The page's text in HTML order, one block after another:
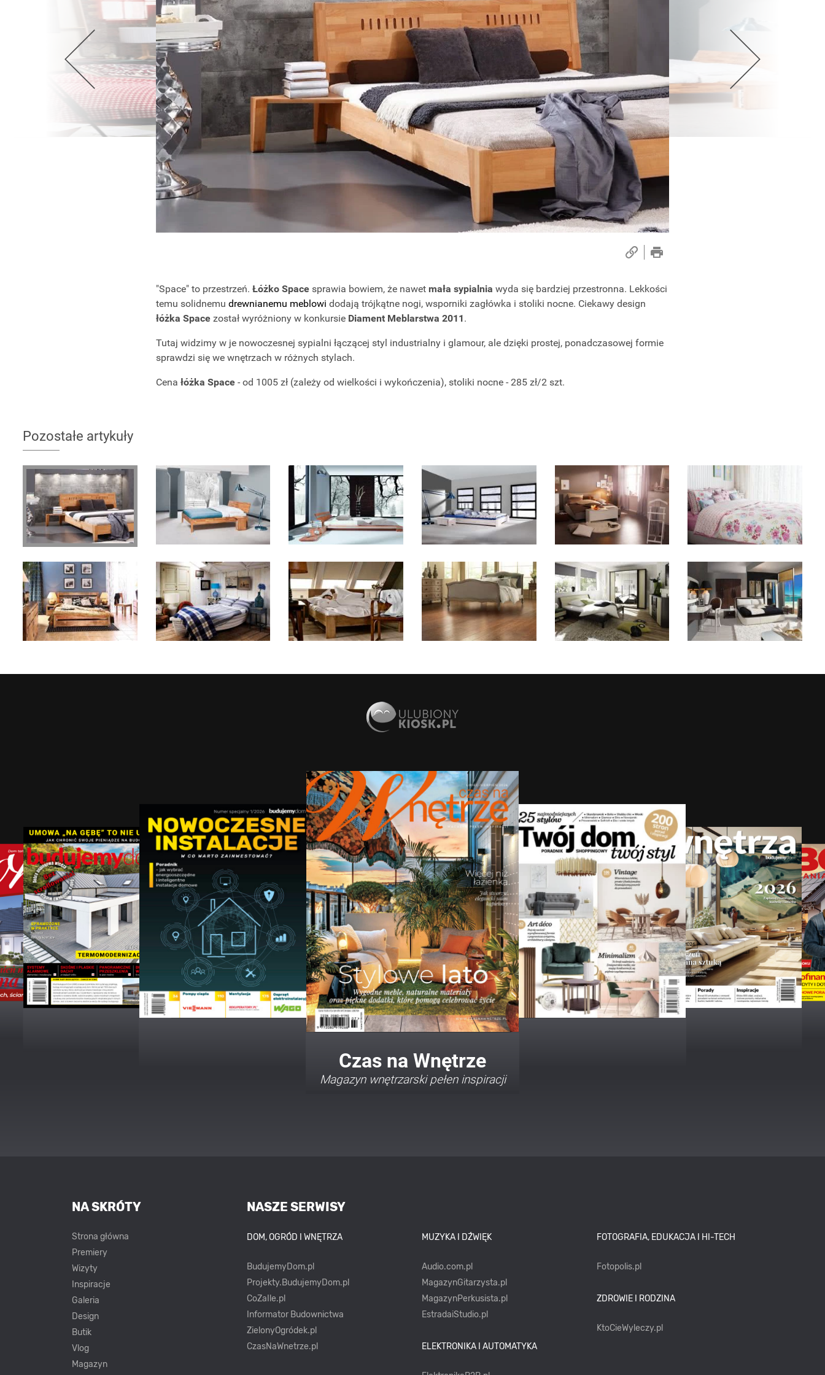
Wellnes
DIY
"Space" to przestrzeń. Łóżko Spacesprawia bowiem, że nawet mała sypialnia wyda się bardziej przestronna. Lekkości
temu solidnemu drewnianemu meblowi dodają trójkątne nogi, wsporniki zagłówka i stoliki nocne. Ciekawy design
łóżka Spacezostał wyróżniony w konkursie Diament Meblarstwa 2011.
Tutaj widzimy w je nowoczesnej sypialni łączącej styl industrialny i glamour, ale dzięki prostej, ponadczasowej formie
sprawdzi się we wnętrzach w różnych stylach.
Cena łóżka Space- od 1005 zł (zależy od wielkości i wykończenia), stoliki nocne - 285 zł/2 szt.
Pozostałe artykuły
Twój Dom Twój Styl
Porady i inspiracje w najmodniejszych
NASZE SERWISY
DOM, OGRÓD I WNĘTRZA
BudujemyDom.pl
Projekty.BudujemyDom.pl
CoZaIle.pl
Informator Budownictwa
ZielonyOgródek.pl
CzasNaWnetrze.pl
MUZYKA I DŹWIĘK
Audio.com.pl
MagazynGitarzysta.pl
MagazynPerkusista.pl
EstradaiStudio.pl
ELEKTRONIKA I AUTOMATYKA
FOTOGRAFIA, EDUKACJA I HI-TECH
Fotopolis.pl
ZDROWIE I RODZINA
KtoCieWyleczy.pl
NA SKRÓTY
Strona główna
Premiery
Wizyty
Inspiracje
Galeria
Design
Butik
Vlog
Magazyn